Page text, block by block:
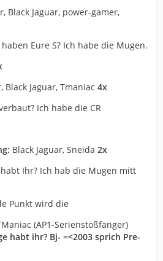
Black Jaguar, power-gamer,
Eure S? Ich habe die Mugen.
Black Jaguar, Tmaniac 4x
Ich habe die CR
Black Jaguar, Sneida 2x
Ihr? Ich hab die Mugen mitt
Punkt wird die
(AP1-Serienstoßfänger)
habt ihr? Bj- =<2003 sprich Pre-